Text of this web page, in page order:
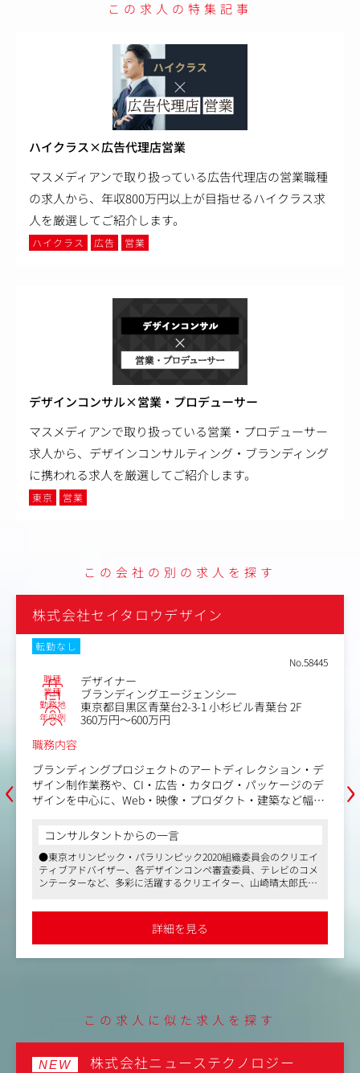
この求人の特集記事
ハイクラス×広告代理店営業
マスメディアンで取り扱っている広告代理店の営業職種
の求人から、年収800万円以上が目指せるハイクラス求
人を厳選してご紹介します。
ハイクラス 広告 営業
デザインコンサル×営業・プロデューサー
マスメディアンで取り扱っている営業・プロデューサー
求人から、デザインコンサルティング・ブランディング
に携われる求人を厳選してご紹介します。
東京 営業
この会社の別の求人を探す
‹
株式会社セイタロウデザイン
転勤なし
No.58445
職種 デザイナー
業種 ブランディングエージェンシー
勤務地 東京都目黒区青葉台2-3-1 小杉ビル青葉台 2F
年収例
360万円～600万円
職務内容
ブランディングプロジェクトのアートディレクション・デ
ザイン制作業務や、CI・広告・カタログ・パッケージのデ
ザインを中心に、Web・映像・プロダクト・建築など幅広
計・デザイン制作業務を行っていただきます。
多種多様なコミュニケーションにおけるクリエイティブ制
作を企画からフィニッシュワークまで一貫してご担当いた
だきます。
ご自身の興味のある案件があれば希望は通りやすいです
し、すでに動いているプロジェクトでも、ご自身の稼働が
レゼンに参加いただき、手を動かすことがお好きな方は制
作に集中していただいたり、長所に応じた働き方が可能で
す。
コンサルタントからの一言
●東京オリンピック・パラリンピック2020組織委員会のクリエイ
ティブアドバイザー、各デザインコンペ審査委員、テレビのコメ
ンテーターなど、多彩に活躍するクリエイター、山崎晴太郎氏が
に携われます。CI・広告・カタログ・パッケージ・Webサイトの
デザインの他、映像・プロダクト・建築など制作物も幅広いです
●長期間にわたり、企業のブランディングを行いたい方にもおす
すめです
詳細を見る
›
この求人に似た求人を探す
NEW 株式会社ニューステクノロジー